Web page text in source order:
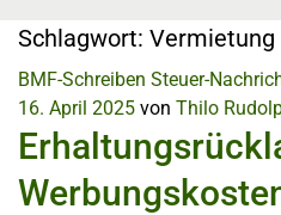
Schlagwort: Vermietung
BMF-Schreiben Steuer-
16. April 2025 von Thilo